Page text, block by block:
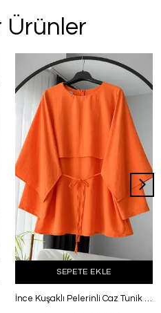
Ürünler
SEPETE EKLE
İnce Kuşaklı Pelerinli Caz Tunik Turuncu